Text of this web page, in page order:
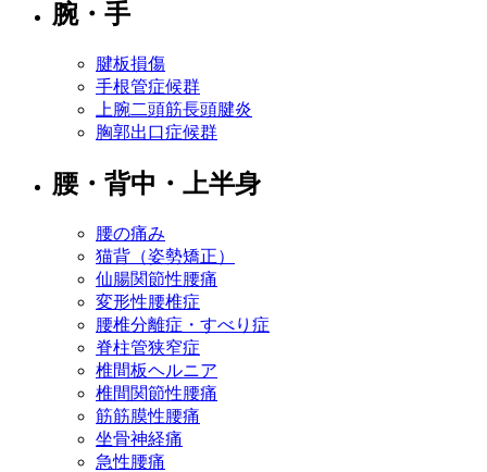
腕・手
腱板損傷
手根管症候群
上腕二頭筋長頭腱炎
胸郭出口症候群
腰・背中・上半身
腰の痛み
猫背（姿勢矯正）
仙腸関節性腰痛
変形性腰椎症
腰椎分離症・すべり症
脊柱管狭窄症
椎間板ヘルニア
椎間関節性腰痛
筋筋膜性腰痛
坐骨神経痛
急性腰痛